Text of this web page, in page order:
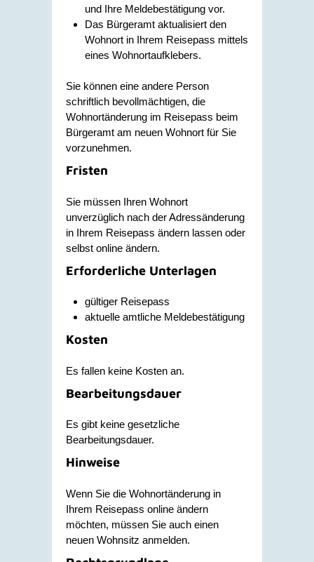
und Ihre Meldebestätigung vor.
Das Bürgeramt aktualisiert den
Wohnort in Ihrem Reisepass mittels
eines Wohnortaufklebers.
Sie können eine andere Person
schriftlich bevollmächtigen, die
Wohnortänderung im Reisepass beim
Bürgeramt am neuen Wohnort für Sie
vorzunehmen.
Fristen
Sie müssen Ihren Wohnort
unverzüglich nach der Adressänderung
in Ihrem Reisepass ändern lassen oder
selbst online ändern.
Erforderliche Unterlagen
gültiger Reisepass
aktuelle amtliche Meldebestätigung
Kosten
Es fallen keine Kosten an.
Bearbeitungsdauer
Es gibt keine gesetzliche
Bearbeitungsdauer.
Hinweise
Wenn Sie die Wohnortänderung in
Ihrem Reisepass online ändern
möchten, müssen Sie auch einen
neuen Wohnsitz anmelden.